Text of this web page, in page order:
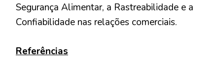
Segurança Alimentar, a Rastreabilidade e a
Confiabilidade nas relações comerciais.
Referências